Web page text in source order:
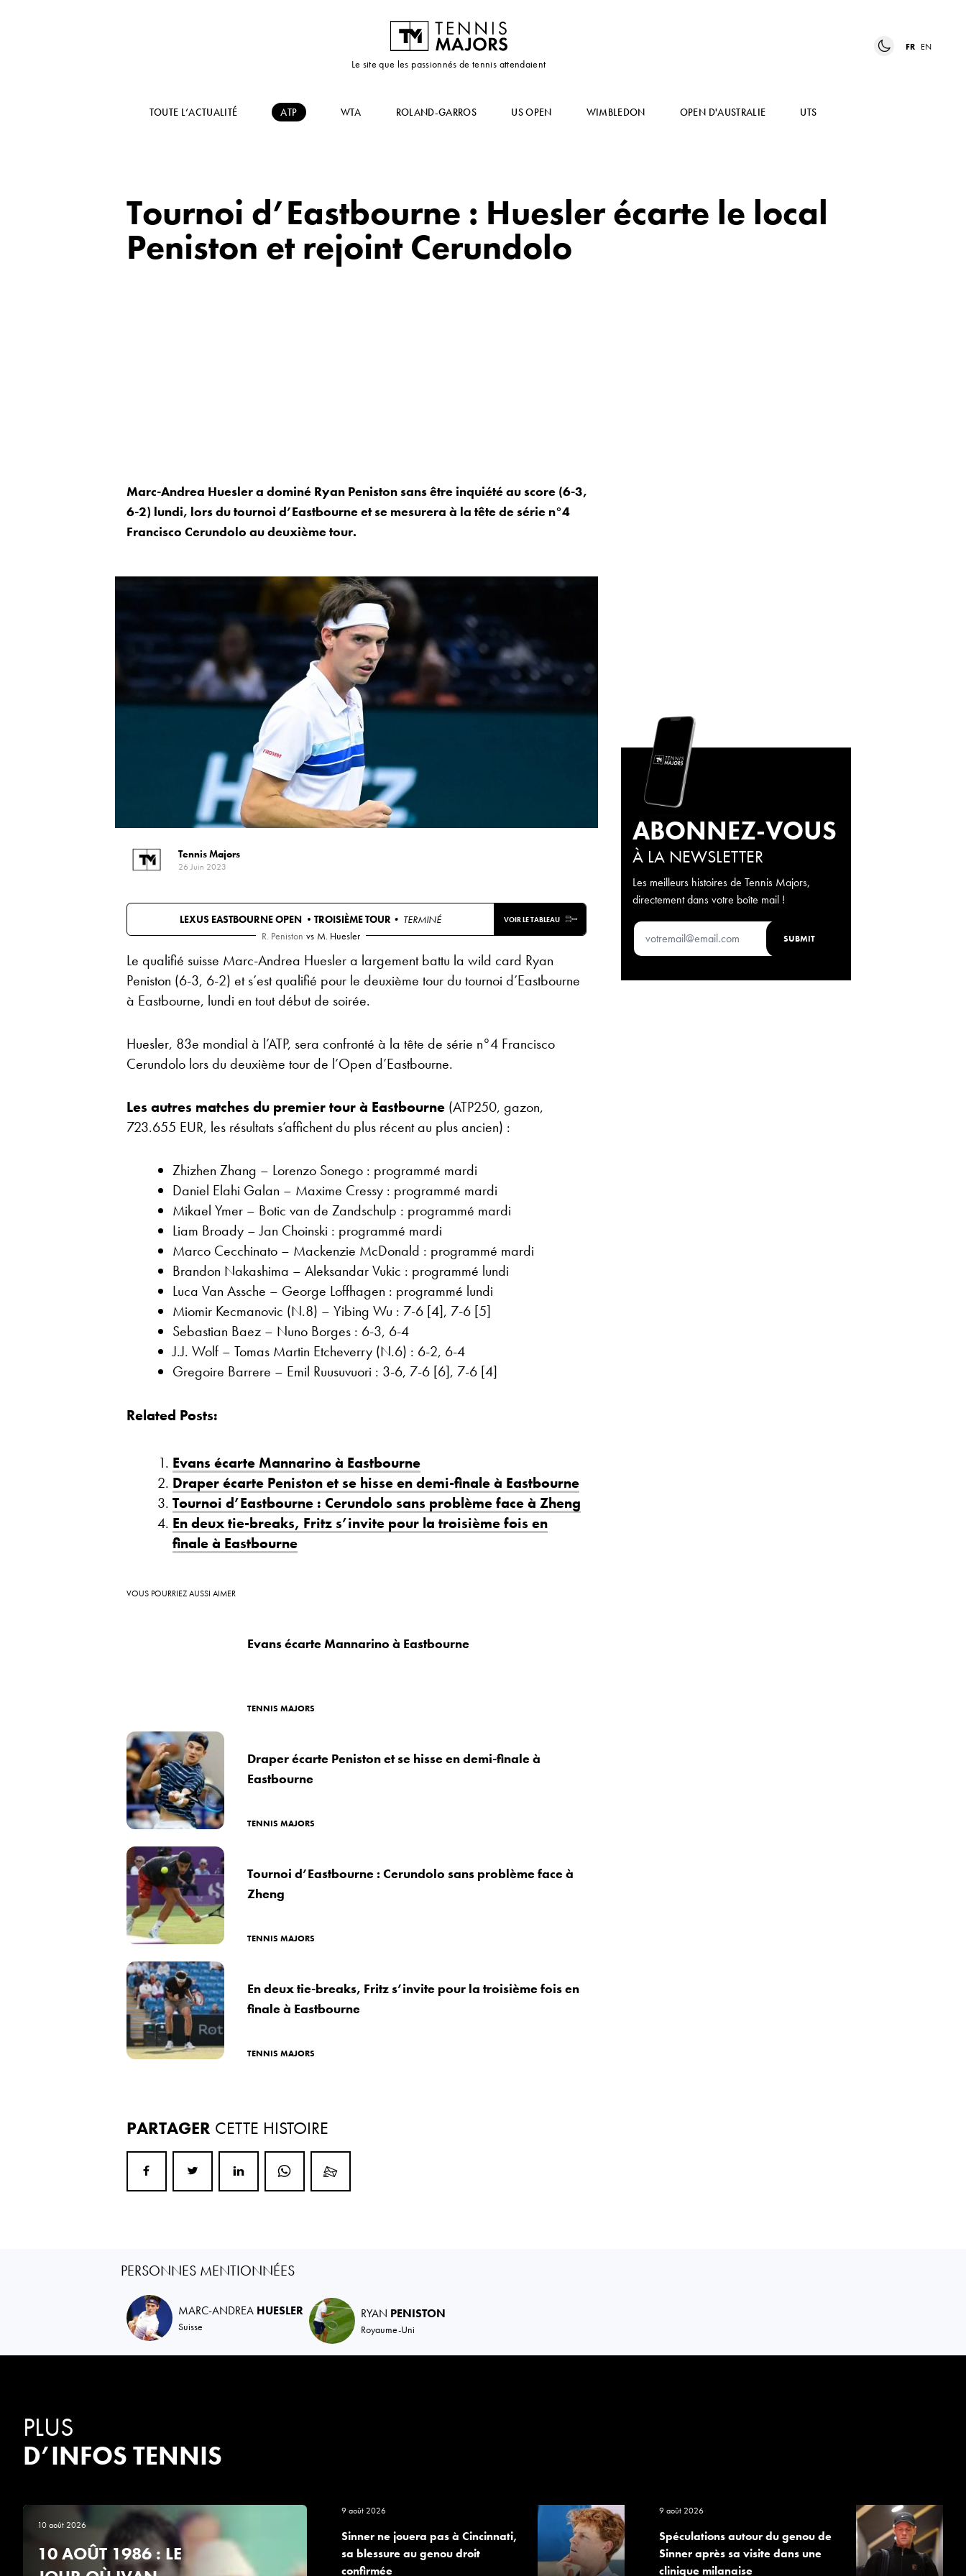
Le site que les passionnés de tennis attendaient
FR EN
TOUTE L’ACTUALITÉ ATP WTA ROLAND-GARROS US OPEN WIMBLEDON OPEN D'AUSTRALIE UTS
Tournoi d’Eastbourne : Huesler écarte le local
Peniston et rejoint Cerundolo
Marc-Andrea Huesler a dominé Ryan Peniston sans être inquiété au score (6-3,
6-2) lundi, lors du tournoi d’Eastbourne et se mesurera à la tête de série n°4
Francisco Cerundolo au deuxième tour.
Tennis Majors
26 Juin 2023
LEXUS EASTBOURNE OPEN •TROISIÈME TOUR • TERMINÉ VOIR LE TABLEAU
R. Peniston vs M. Huesler
Le qualifié suisse Marc-Andrea Huesler a largement battu la wild card Ryan
Peniston (6-3, 6-2) et s’est qualifié pour le deuxième tour du tournoi d’Eastbourne
à Eastbourne, lundi en tout début de soirée.
Huesler, 83e mondial à l’ATP, sera confronté à la tête de série n°4 Francisco
Cerundolo lors du deuxième tour de l’Open d’Eastbourne.
Les autres matches du premier tour à Eastbourne (ATP250, gazon,
723.655 EUR, les résultats s’affichent du plus récent au plus ancien) :
Zhizhen Zhang – Lorenzo Sonego : programmé mardi
Daniel Elahi Galan – Maxime Cressy : programmé mardi
Mikael Ymer – Botic van de Zandschulp : programmé mardi
Liam Broady – Jan Choinski : programmé mardi
Marco Cecchinato – Mackenzie McDonald : programmé mardi
Brandon Nakashima – Aleksandar Vukic : programmé lundi
Luca Van Assche – George Loffhagen : programmé lundi
Miomir Kecmanovic (N.8) – Yibing Wu : 7-6 [4], 7-6 [5]
Sebastian Baez – Nuno Borges : 6-3, 6-4
J.J. Wolf – Tomas Martin Etcheverry (N.6) : 6-2, 6-4
Gregoire Barrere – Emil Ruusuvuori : 3-6, 7-6 [6], 7-6 [4]
Related Posts:
Evans écarte Mannarino à Eastbourne
Draper écarte Peniston et se hisse en demi-finale à Eastbourne
Tournoi d’Eastbourne : Cerundolo sans problème face à Zheng
En deux tie-breaks, Fritz s’invite pour la troisième fois en
finale à Eastbourne
VOUS POURRIEZ AUSSI AIMER
Evans écarte Mannarino à Eastbourne
TENNIS MAJORS
Draper écarte Peniston et se hisse en demi-finale à
Eastbourne
TENNIS MAJORS
Tournoi d’Eastbourne : Cerundolo sans problème face à
Zheng
TENNIS MAJORS
En deux tie-breaks, Fritz s’invite pour la troisième fois en
finale à Eastbourne
TENNIS MAJORS
PARTAGER CETTE HISTOIRE
ABONNEZ-VOUS
À LA NEWSLETTER
Les meilleurs histoires de Tennis Majors,
directement dans votre boîte mail !
PERSONNES MENTIONNÉES
MARC-ANDREA HUESLER
Suisse
RYAN PENISTON
Royaume-Uni
PLUS
D’INFOS TENNIS
10 août 2026
10 AOÛT 1986 : LE
9 août 2026
Sinner ne jouera pas à Cincinnati,
sa blessure au genou droit
confirmée
9 août 2026
Spéculations autour du genou de
Sinner après sa visite dans une
clinique milanaise